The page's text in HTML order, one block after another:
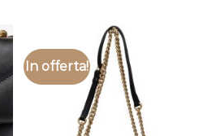
In offerta!